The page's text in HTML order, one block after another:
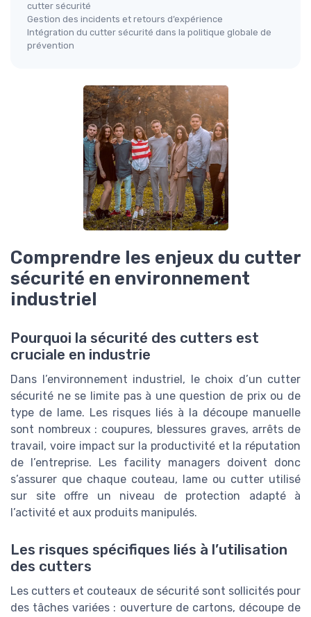
cutter sécurité
Gestion des incidents et retours d’expérience
Intégration du cutter sécurité dans la politique globale de
prévention
Comprendre les enjeux du cutter
sécurité en environnement
industriel
Pourquoi la sécurité des cutters est
cruciale en industrie
Dans l’environnement industriel, le choix d’un cutter
sécurité ne se limite pas à une question de prix ou de
type de lame. Les risques liés à la découpe manuelle
sont nombreux : coupures, blessures graves, arrêts de
travail, voire impact sur la productivité et la réputation
de l’entreprise. Les facility managers doivent donc
s’assurer que chaque couteau, lame ou cutter utilisé
sur site offre un niveau de protection adapté à
l’activité et aux produits manipulés.
Les risques spécifiques liés à l’utilisation
des cutters
Les cutters et couteaux de sécurité sont sollicités pour
des tâches variées : ouverture de cartons, découpe de